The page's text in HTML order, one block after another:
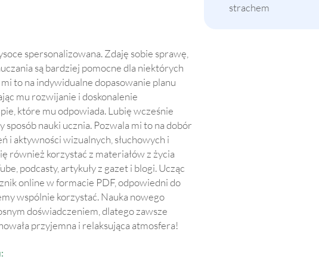
spersonalizowana. Zdaję sobie sprawę,
są bardziej pomocne dla niektórych
to na indywidualne dopasowanie planu
mu rozwijanie i doskonalenie
które mu odpowiada. Lubię wcześnie
sposób nauki ucznia. Pozwala mi to na dobór
i aktywności wizualnych, słuchowych i
również korzystać z materiałów z życia
podcasty, artykuły z gazet i blogi. Ucząc
online w formacie PDF, odpowiedni do
wspólnie korzystać. Nauka nowego
doświadczeniem, dlatego zawsze
przyjemna i relaksująca atmosfera!
strachem